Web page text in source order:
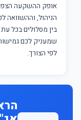
אופק ההשקעה
הניהול, וההשוואה
בין מסלולים בכל
שמעניק לכם
לפי הצורך.